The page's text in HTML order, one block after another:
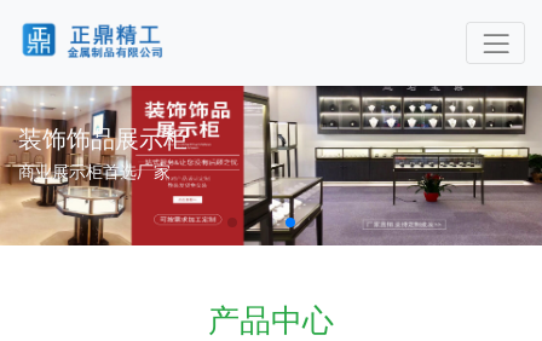
装饰饰品展示柜
商业展示柜首选厂家
产品中心